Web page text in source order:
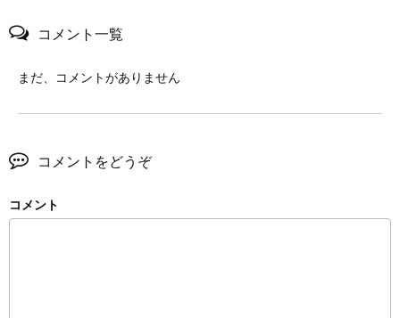
コメント一覧
まだ、コメントがありません
コメントをどうぞ
コメント